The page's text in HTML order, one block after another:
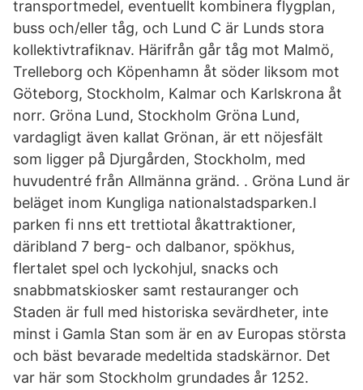
transportmedel, eventuellt kombinera flygplan,
buss och/eller tåg, och Lund C är Lunds stora
kollektivtrafiknav. Härifrån går tåg mot Malmö,
Trelleborg och Köpenhamn åt söder liksom mot
Göteborg, Stockholm, Kalmar och Karlskrona åt
norr. Gröna Lund, Stockholm Gröna Lund,
vardagligt även kallat Grönan, är ett nöjesfält
som ligger på Djurgården, Stockholm, med
huvudentré från Allmänna gränd. . Gröna Lund är
beläget inom Kungliga nationalstadsparken.I
parken fi nns ett trettiotal åkattraktioner,
däribland 7 berg- och dalbanor, spökhus,
flertalet spel och lyckohjul, snacks och
snabbmatskiosker samt restauranger och
Staden är full med historiska sevärdheter, inte
minst i Gamla Stan som är en av Europas största
och bäst bevarade medeltida stadskärnor. Det
var här som Stockholm grundades år 1252.